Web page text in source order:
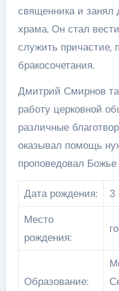
священника и занял
храма. Он стал
служить причастие,
бракосочетания.
Дмитрий Смирнов
работу церковной
различные
оказывал помощь
проповедовал Божье
Дата рождения:
3
Место
рождения:
Образование: